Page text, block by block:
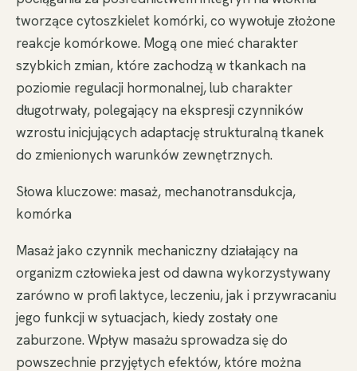
tworzące cytoszkielet komórki, co wywołuje złożone
reakcje komórkowe. Mogą one mieć charakter
szybkich zmian, które zachodzą w tkankach na
poziomie regulacji hormonalnej, lub charakter
długotrwały, polegający na ekspresji czynników
wzrostu inicjujących adaptację strukturalną tkanek
do zmienionych warunków zewnętrznych.
Słowa kluczowe: masaż, mechanotransdukcja,
komórka
Masaż jako czynnik mechaniczny działający na
organizm człowieka jest od dawna wykorzystywany
zarówno w profi laktyce, leczeniu, jak i przywracaniu
jego funkcji w sytuacjach, kiedy zostały one
zaburzone. Wpływ masażu sprowadza się do
powszechnie przyjętych efektów, które można